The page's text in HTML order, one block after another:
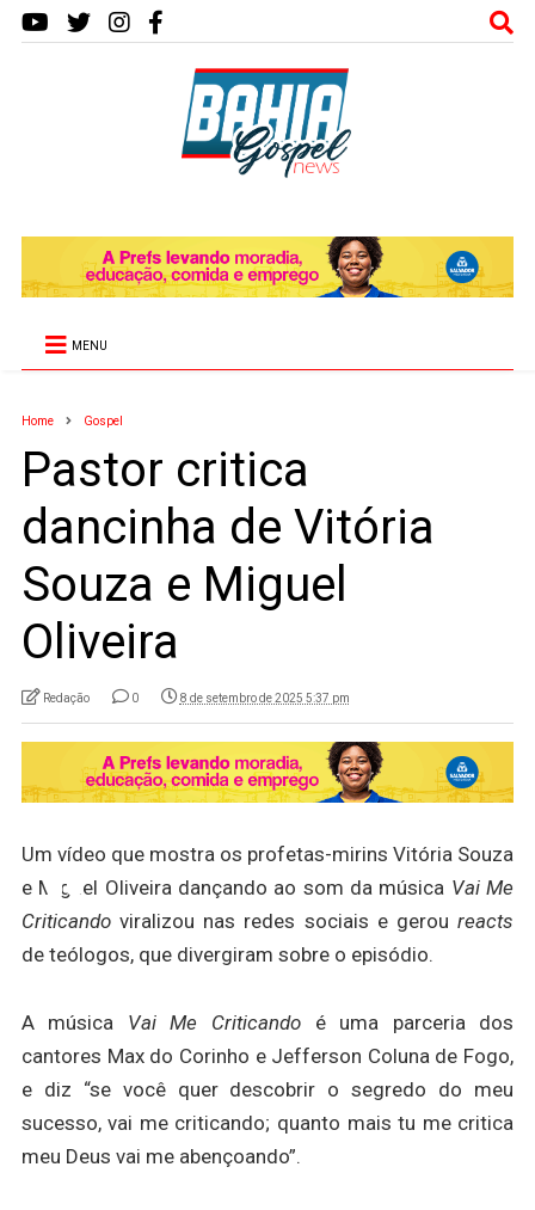
MENU
Home Gospel
Pastor critica
dancinha de Vitória
Souza e Miguel
Oliveira
Redação 0 8 de setembro de 2025 5:37 pm
Um vídeo que mostra os profetas-mirins Vitória Souza
e Miguel Oliveira dançando ao som da música Vai Me
Criticandoviralizou nas redes sociais e geroureacts
de teólogos, que divergiram sobre o episódio.
A música Vai Me Criticando é uma parceria dos
cantores Max do Corinho e Jefferson Coluna de Fogo,
e diz “se você quer descobrir o segredo do meu
sucesso, vai me criticando; quanto mais tu me critica
meu Deus vai me abençoando”.